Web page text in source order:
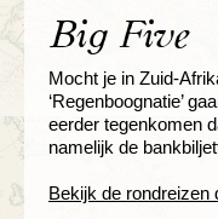
Big Five
Mocht je in Zuid-
‘Regenboognatie’
eerder tegenkomen
namelijk de
Bekijk de rondreizen